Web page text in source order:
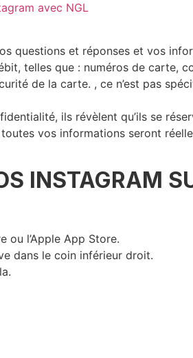
avec NGL
questions et réponses et vos
telles que : numéros de carte,
de la carte. , ce n’est pas
ils révèlent qu’ils se
vos informations seront
INSTAGRAM
ou l’Apple App Store.
dans le coin inférieur droit.